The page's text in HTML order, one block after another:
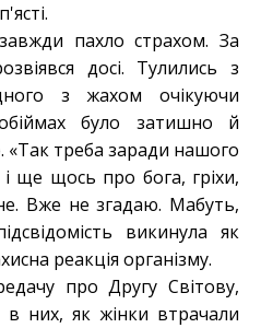
пахло страхом. За
досі. Тулились з
з жахом очікуючи
було затишно й
«Так треба заради нашого
ще щось про бога, гріхи,
Вже не згадаю. Мабуть,
викинула як
реакція організму.
про Другу Світову,
них, як жінки втрачали